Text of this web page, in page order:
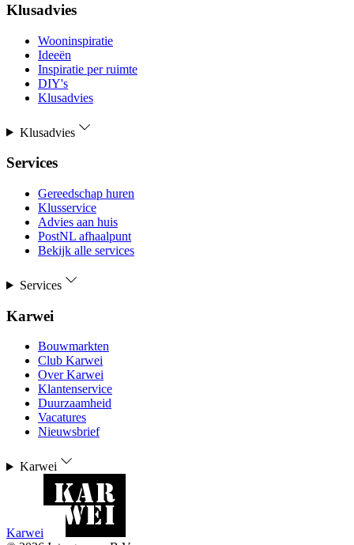
Klusadvies
Wooninspiratie
Ideeën
Inspiratie per ruimte
DIY's
Klusadvies
Klusadvies
Services
Gereedschap huren
Klusservice
Advies aan huis
PostNL afhaalpunt
Bekijk alle services
Services
Karwei
Bouwmarkten
Club Karwei
Over Karwei
Klantenservice
Duurzaamheid
Vacatures
Nieuwsbrief
Karwei
Karwei